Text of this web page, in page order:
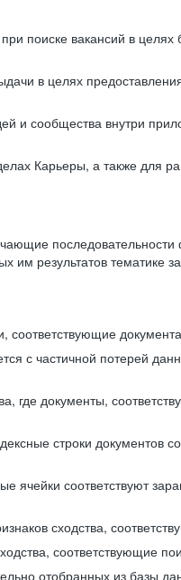
поиске вакансий в целях
в целях
и сообщества внутри
Карьеры, а также для
им результатов тематике
соответствующие
с частичной потерей
где документы,
строки документов
ячейки соответствуют
сходства,
соответствующие
отобранных из базы